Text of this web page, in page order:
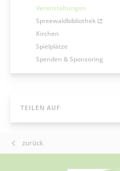
Veranstaltungen
Spreewaldbibliothek
Kirchen
Spielplätze
Spenden & Sponsoring
TEILEN AUF
zurück